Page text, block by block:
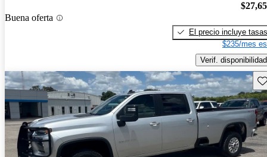
Buena oferta
El precio incluye tasas
$235/mes
Verif. disponibilidad